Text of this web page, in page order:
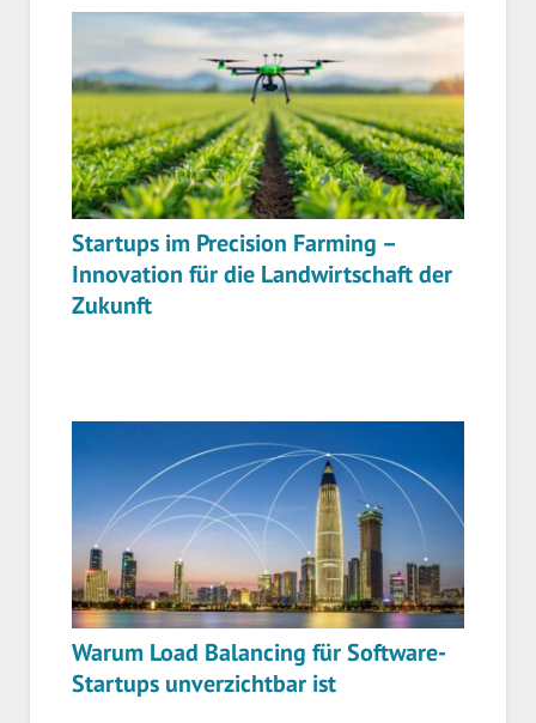
Startups im Precision Farming –
Innovation für die Landwirtschaft der
Zukunft
Warum Load Balancing für Software-
Startups unverzichtbar ist